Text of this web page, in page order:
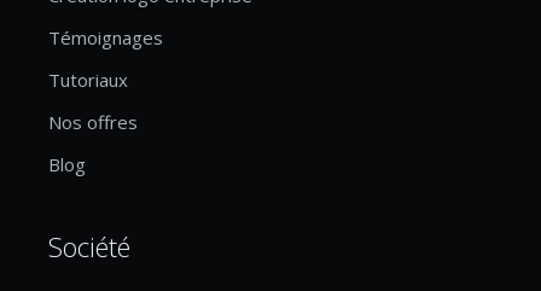
Témoignages
Tutoriaux
Nos offres
Blog
Société